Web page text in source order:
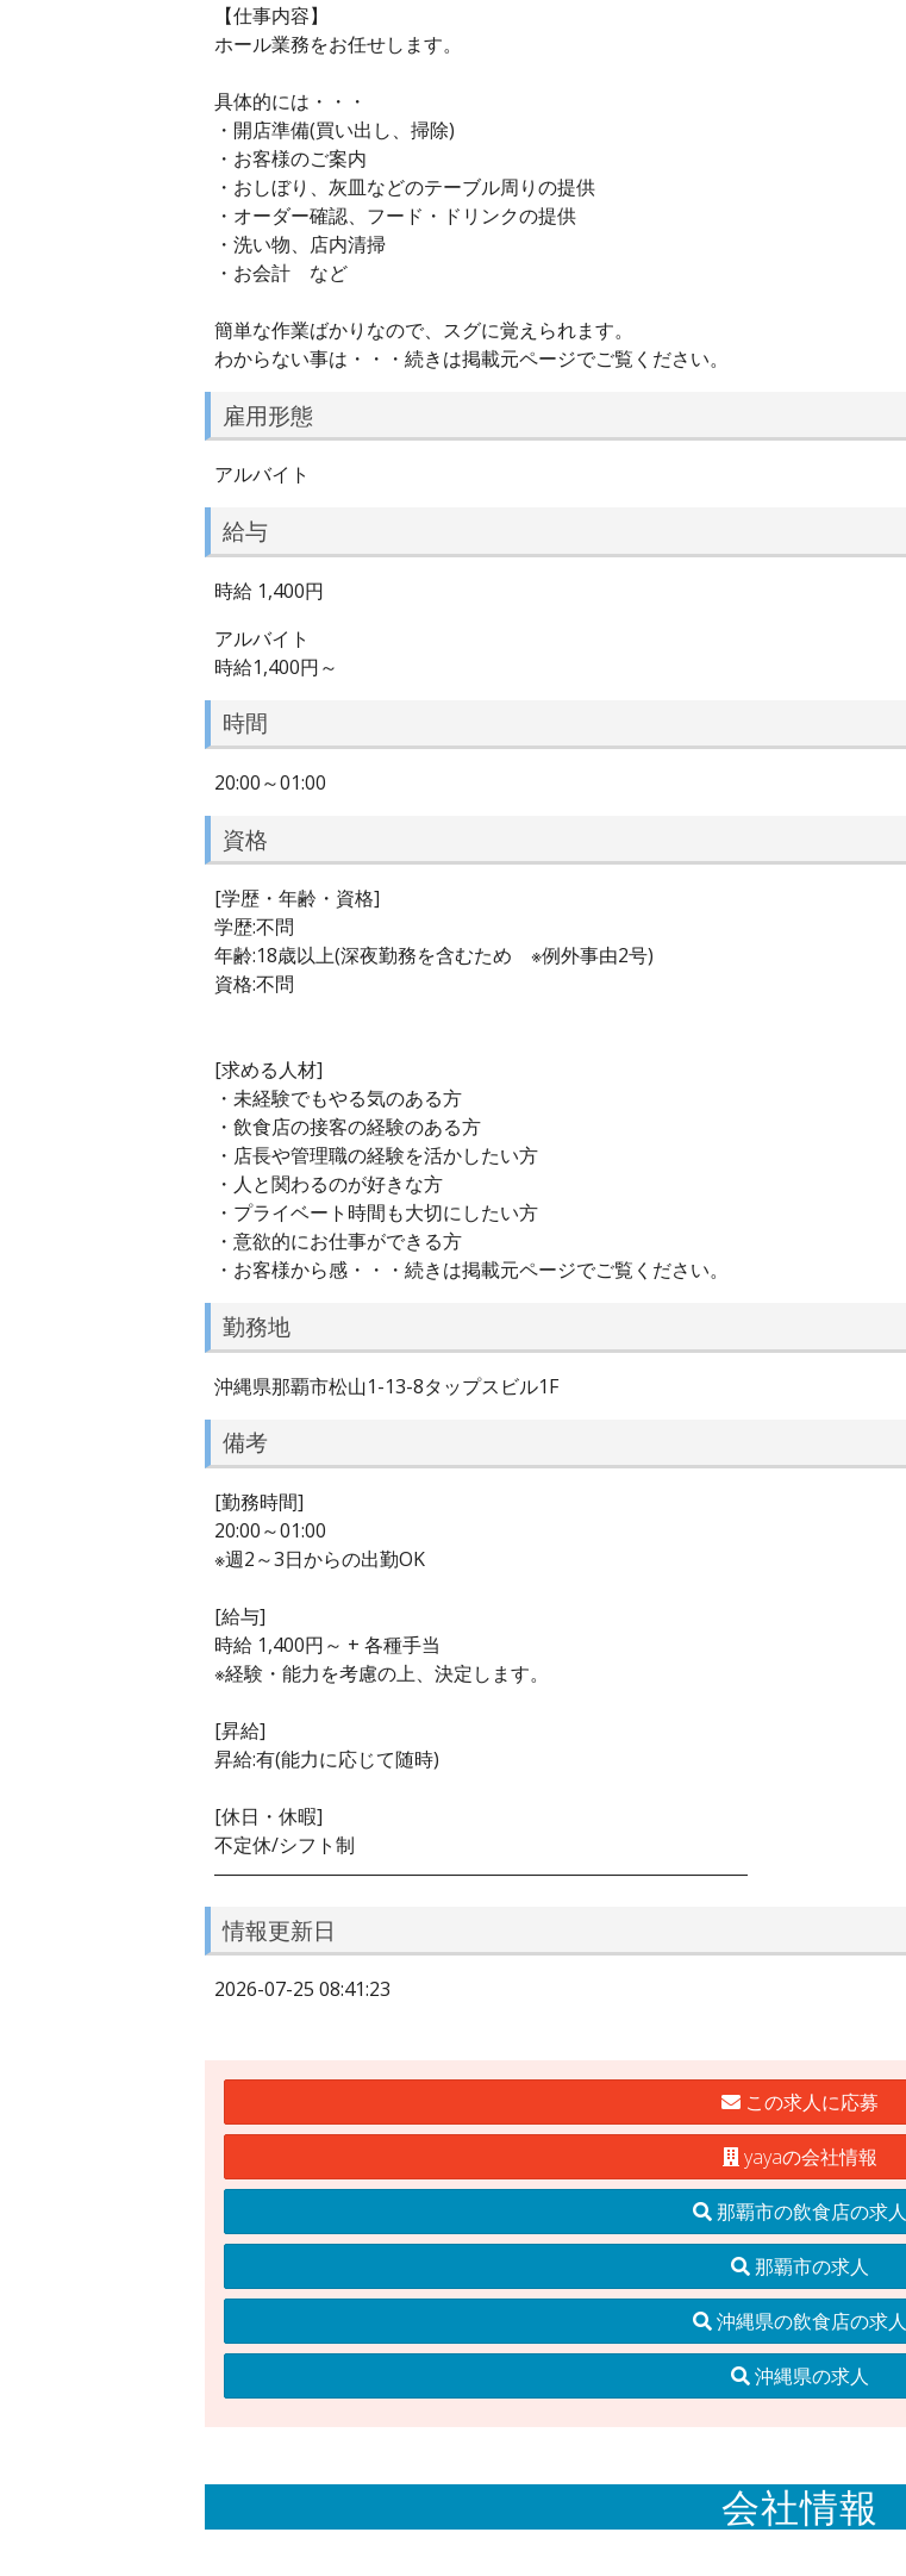
【仕事内容】
ホール業務をお任せします。
具体的には・・・
・開店準備(買い出し、掃除)
・お客様のご案内
・おしぼり、灰皿などのテーブル周りの提供
・オーダー確認、フード・ドリンクの提供
・洗い物、店内清掃
・お会計 など
簡単な作業ばかりなので、スグに覚えられます。
わからない事は・・・続きは掲載元ページでご覧ください。
雇用形態
アルバイト
給与
時給 1,400円
アルバイト
時給1,400円～
時間
20:00～01:00
資格
[学歴・年齢・資格]
学歴:不問
年齢:18歳以上(深夜勤務を含むため ※例外事由2号)
資格:不問
[求める人材]
・未経験でもやる気のある方
・飲食店の接客の経験のある方
・店長や管理職の経験を活かしたい方
・人と関わるのが好きな方
・プライベート時間も大切にしたい方
・意欲的にお仕事ができる方
・お客様から感・・・続きは掲載元ページでご覧ください。
勤務地
沖縄県那覇市松山1-13-8タップスビル1F
備考
[勤務時間]
20:00～01:00
※週2～3日からの出勤OK
[給与]
時給 1,400円～ + 各種手当
※経験・能力を考慮の上、決定します。
[昇給]
昇給:有(能力に応じて随時)
[休日・休暇]
不定休/シフト制
――――――――――――――――――――――――――――
情報更新日
2026-07-25 08:41:23
この求人に応募
yayaの会社情報
那覇市の飲食店の求人
那覇市の求人
沖縄県の飲食店の求人
沖縄県の求人
会社情報